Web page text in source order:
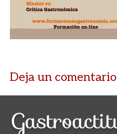
Deja un comentario